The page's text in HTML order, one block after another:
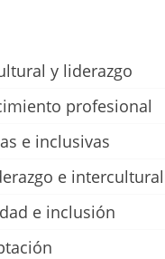
y liderazgo
profesional
e inclusivas
e
e inclusión